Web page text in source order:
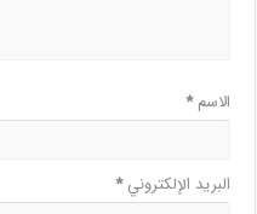
الاسم*
البريد الإلكتروني*